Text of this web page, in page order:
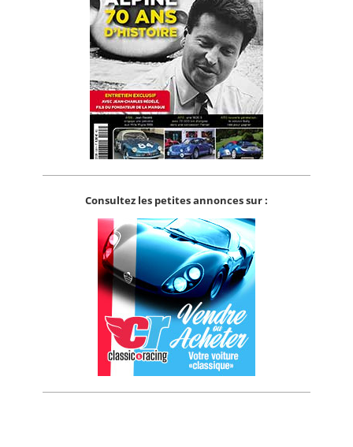
Consultez les petites annonces sur :